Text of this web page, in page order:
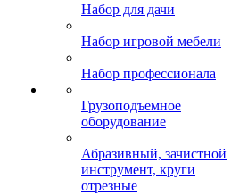
Набор для дачи
Набор игровой мебели
Набор профессионала
Грузоподъемное
оборудование
Абразивный, зачистной
инструмент, круги
отрезные